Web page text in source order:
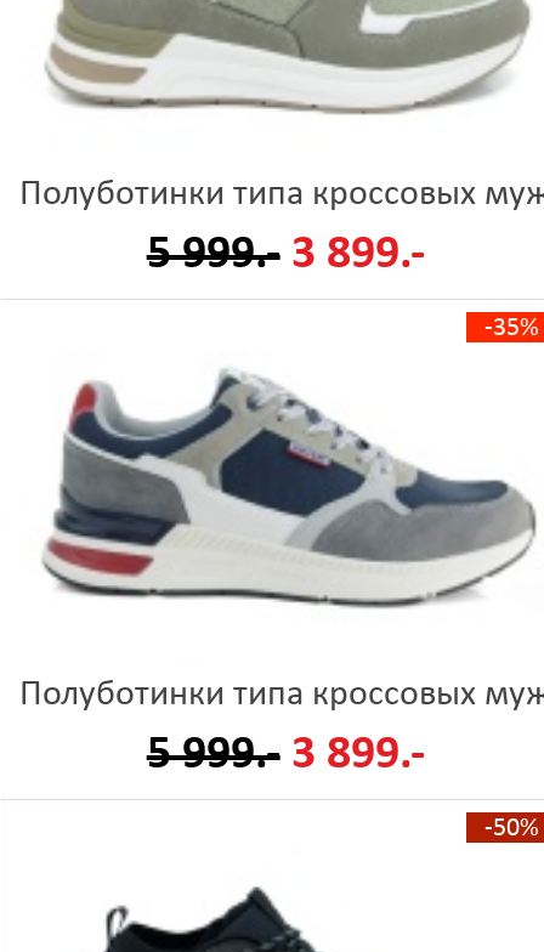
Полуботинки типа кроссовых
5 999.- 3 899.-
-35%
Полуботинки типа кроссовых
5 999.- 3 899.-
-50%